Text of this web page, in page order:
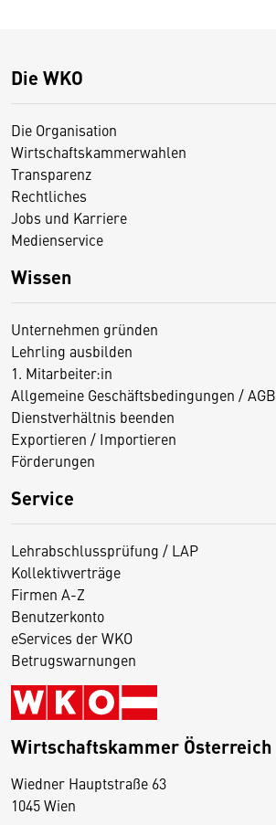
Die WKO
Die Organisation
Wirtschaftskammerwahlen
Transparenz
Rechtliches
Jobs und Karriere
Medienservice
Wissen
Unternehmen gründen
Lehrling ausbilden
1. Mitarbeiter:in
Allgemeine Geschäftsbedingungen / AGB
Dienstverhältnis beenden
Exportieren / Importieren
Förderungen
Service
Lehrabschlussprüfung / LAP
Kollektivverträge
Firmen A-Z
Benutzerkonto
eServices der WKO
Betrugswarnungen
Wirtschaftskammer Österreich
Wiedner Hauptstraße 63
1045 Wien
D